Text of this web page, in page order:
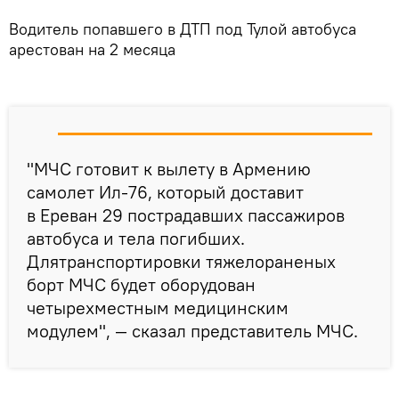
Водитель попавшего в ДТП под Тулой автобуса
арестован на 2 месяца
"МЧС готовит к вылету в Армению
самолет Ил-76, который доставит
в Ереван 29 пострадавших пассажиров
автобуса и тела погибших.
Длятранспортировки тяжелораненых
борт МЧС будет оборудован
четырехместным медицинским
модулем", — сказал представитель МЧС.